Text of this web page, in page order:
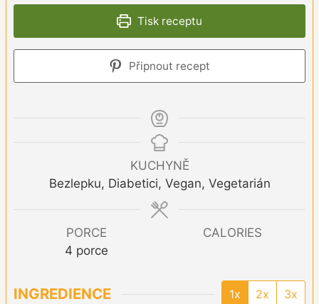
Tisk receptu
Připnout recept
KUCHYNĚ
Bezlepku, Diabetici, Vegan, Vegetarián
PORCE
4 porce
CALORIES
INGREDIENCE 1x 2x 3x